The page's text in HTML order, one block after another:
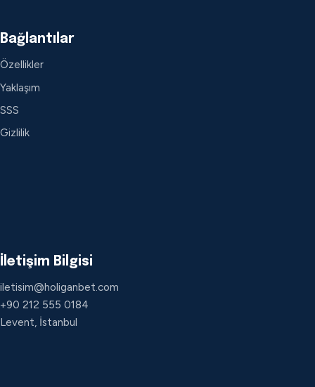
Bağlantılar
Özellikler
Yaklaşım
SSS
Gizlilik
İletişim Bilgisi
iletisim@holiganbet.com
+90 212 555 0184
Levent, İstanbul